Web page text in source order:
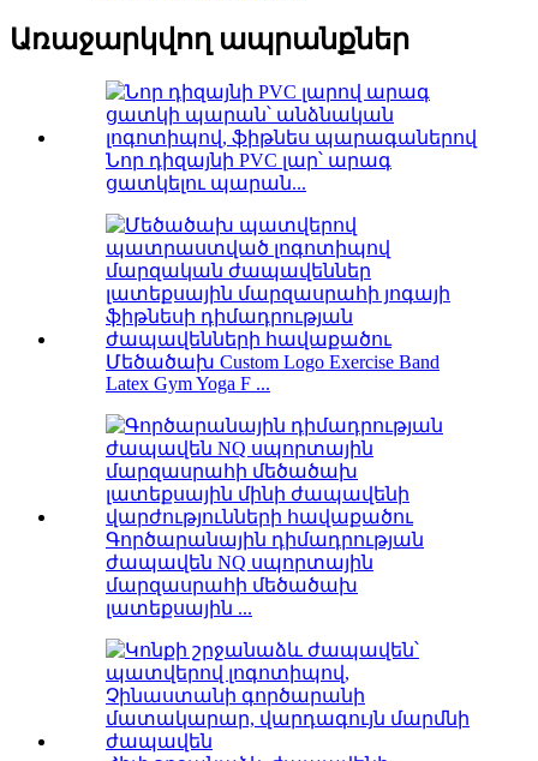
Առաջարկվող ապրանքներ
Նոր դիզայնի PVC լար՝ արագ
ցատկելու պարան...
Մեծածախ Custom Logo Exercise Band
Latex Gym Yoga F ...
Գործարանային դիմադրության
ժապավեն NQ սպորտային
մարզասրահի մեծածախ
լատեքսային ...